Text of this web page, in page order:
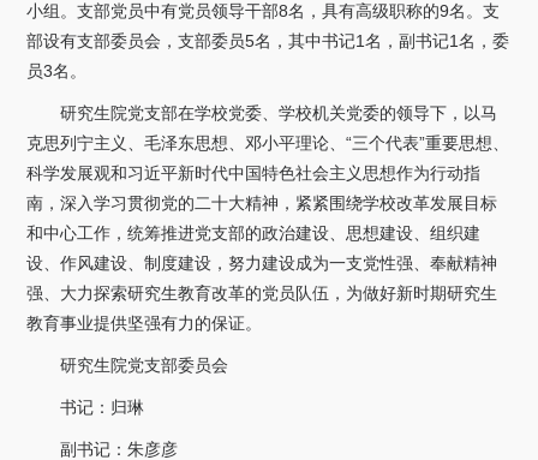
信息公开
关于我们
选择身份
信息系统
下载中心 联系我们
小组。支部党员中有党员领导干部8名，具有高级职称的9名。支
部设有支部委员会，支部委员5名，其中书记1名，副书记1名，委
员3名。
研究生院党支部在学校党委、学校机关党委的领导下，以马
克思列宁主义、毛泽东思想、邓小平理论、“三个代表”重要思想、
科学发展观和习近平新时代中国特色社会主义思想作为行动指
南，深入学习贯彻党的二十大精神，紧紧围绕学校改革发展目标
和中心工作，统筹推进党支部的政治建设、思想建设、组织建
设、作风建设、制度建设，努力建设成为一支党性强、奉献精神
强、大力探索研究生教育改革的党员队伍，为做好新时期研究生
教育事业提供坚强有力的保证。
研究生院党支部委员会
书记：归琳
副书记：朱彦彦